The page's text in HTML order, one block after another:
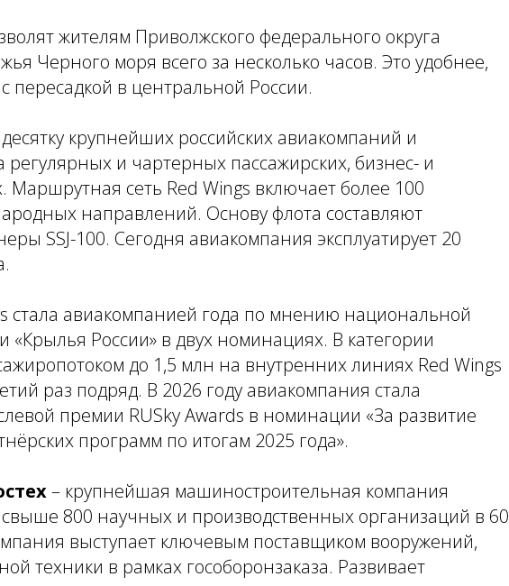
жителям Приволжского федерального округа
Черного моря всего за несколько часов. Это удобнее,
пересадкой в центральной России.
крупнейших российских авиакомпаний и
регулярных и чартерных пассажирских, бизнес- и
Маршрутная сеть Red Wings включает более 100
направлений. Основу флота составляют
SSJ-100. Сегодня авиакомпания эксплуатирует 20
стала авиакомпанией года по мнению национальной
России» в двух номинациях. В категории
до 1,5 млн на внутренних линиях Red Wings
раз подряд. В 2026 году авиакомпания стала
премии RUSky Awards в номинации «За развитие
программ по итогам 2025 года».
– крупнейшая машиностроительная компания
800 научных и производственных организаций в 60
выступает ключевым поставщиком вооружений,
техники в рамках гособоронзаказа. Развивает